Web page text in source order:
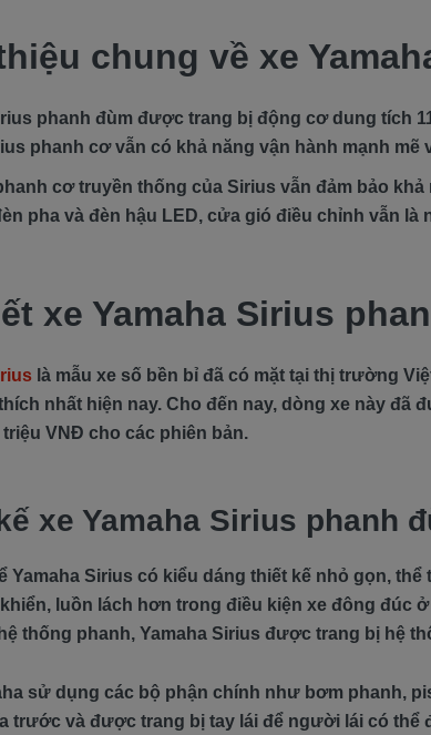
chung về xe
phanh đùm được trang bị động cơ dung tích
phanh cơ vẫn có khả năng vận hành mạnh mẽ
cơ truyền thống của Sirius vẫn đảm bảo
pha và đèn hậu LED, cửa gió điều chỉnh vẫn là
xe Yamaha Sirius
là mẫu xe số bền bỉ đã có mặt tại thị trường
nhất hiện nay. Cho đến nay, dòng xe này đã
VNĐ cho các phiên bản.
xe Yamaha Sirius phanh
Yamaha Sirius có kiểu dáng thiết kế nhỏ gọn,
luồn lách hơn trong điều kiện xe đông đúc
thống phanh, Yamaha Sirius được trang bị hệ
sử dụng các bộ phận chính như bơm phanh,
trước và được trang bị tay lái để người lái có thể